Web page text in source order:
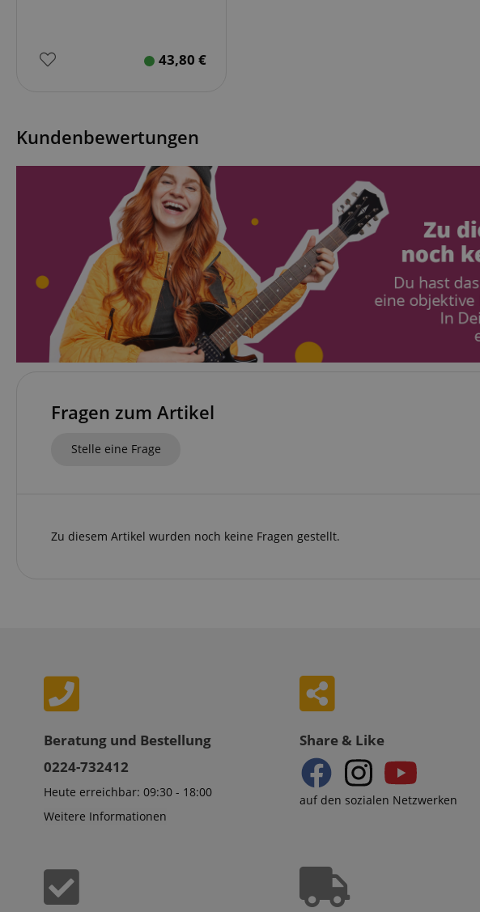
43,80 €
Kundenbewertungen
Fragen zum Artikel
Stelle eine Frage
Zu diesem Artikel wurden noch keine Fragen gestellt.
Beratung und Bestellung
0224-732412
Heute erreichbar: 09:30 - 18:00
Weitere Informationen
Share & Like
auf den sozialen Netzwerken
Domain
www.kirstein.at
59
Minuten